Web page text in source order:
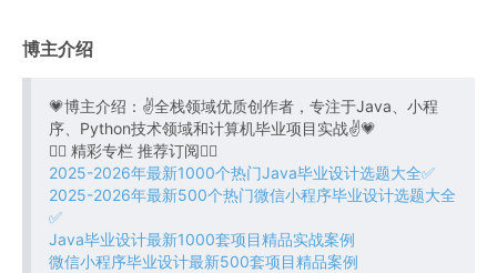
博主介绍
💗博主介绍：✌全栈领域优质创作者，专注于Java、小程
序、Python技术领域和计算机毕业项目实战✌💗
👇🏻 精彩专栏 推荐订阅👇🏻
2025-2026年最新1000个热门Java毕业设计选题大全✅
2025-2026年最新500个热门微信小程序毕业设计选题大全
✅
Java毕业设计最新1000套项目精品实战案例
微信小程序毕业设计最新500套项目精品案例